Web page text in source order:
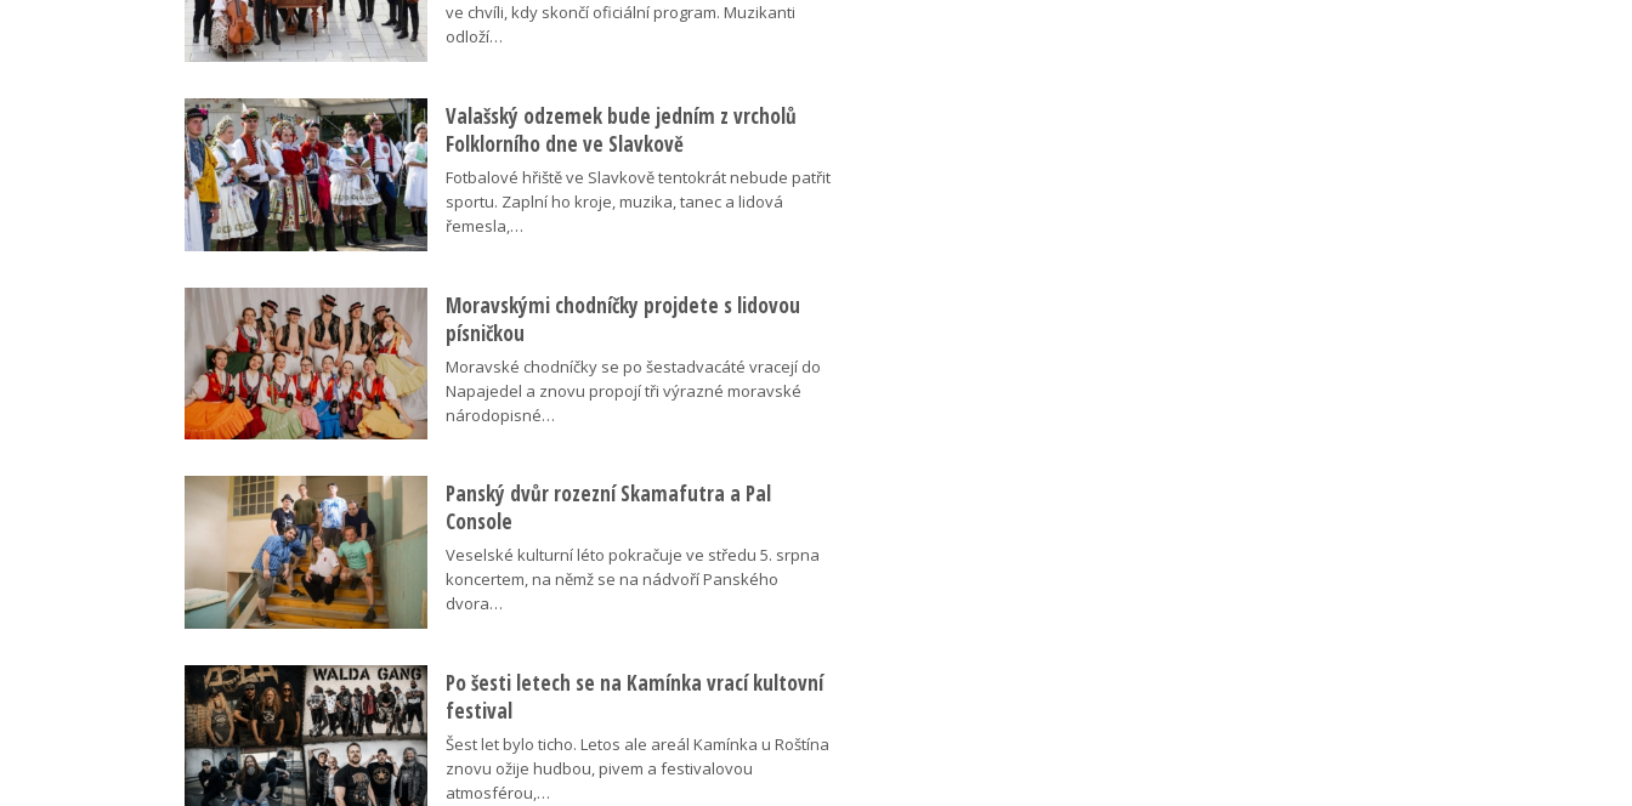
ve chvíli, kdy skončí oficiální program. Muzikanti
odloží…
Valašský odzemek bude jedním z vrcholů
Folklorního dne ve Slavkově
Fotbalové hřiště ve Slavkově tentokrát nebude patřit
sportu. Zaplní ho kroje, muzika, tanec a lidová
řemesla,…
Moravskými chodníčky projdete s lidovou
písničkou
Moravské chodníčky se po šestadvacáté vracejí do
Napajedel a znovu propojí tři výrazné moravské
národopisné…
Panský dvůr rozezní Skamafutra a Pal
Console
Veselské kulturní léto pokračuje ve středu 5. srpna
koncertem, na němž se na nádvoří Panského
dvora…
Po šesti letech se na Kamínka vrací kultovní
festival
Šest let bylo ticho. Letos ale areál Kamínka u Roštína
znovu ožije hudbou, pivem a festivalovou
atmosférou,…